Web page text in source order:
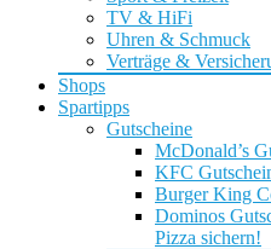
TV & HiFi
Uhren & Schmuck
Verträge &
Shops
Spartipps
Gutscheine
McDonald’s
KFC
Burger King
Dominos
Pizza sichern!